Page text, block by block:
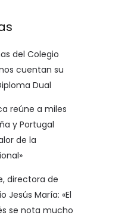
del Colegio
cuentan su
Dual
reúne a miles
y Portugal
de la
directora de
Jesús María: «El
se nota mucho